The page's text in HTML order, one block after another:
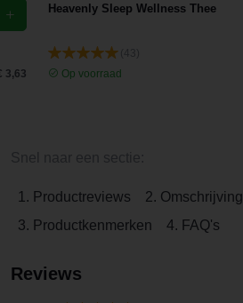
3,63
Heavenly Sleep Wellness Thee
Op voorraad
1. Productreviews
2. Omschrijving
3. Productkenmerken
4. FAQ's
Reviews